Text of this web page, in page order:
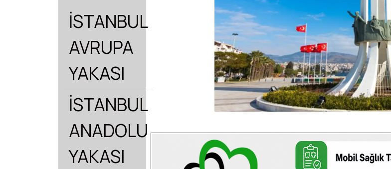
İSTANBUL
AVRUPA
YAKASI
İSTANBUL
ANADOLU
YAKASI